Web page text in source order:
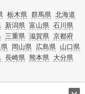
栃木県 群馬県 北海道
新潟県 富山県 石川県
三重県 滋賀県 京都府
岡山県 広島県 山口県
長崎県 熊本県 大分県